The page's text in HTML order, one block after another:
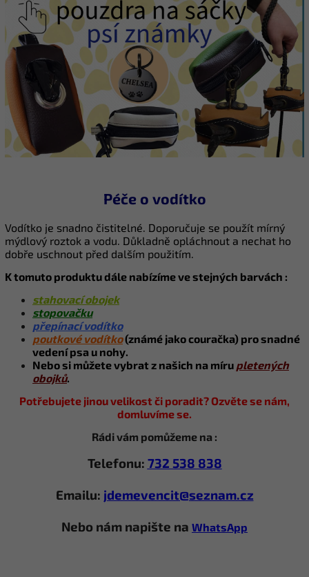
Péče o vodítko
Vodítko je snadno čistitelné. Doporučuje se použít mírný
mýdlový roztok a vodu. Důkladně opláchnout a nechat ho
dobře uschnout před dalším použitím.
K tomuto produktu dále nabízíme ve stejných barvách :
stahovací obojek
stopovačku
přepínací vodítko
poutkové vodítko(známé jako couračka) pro snadné
vedení psa u nohy.
Nebo si můžete vybrat z našich na míru pletených
obojků.
Potřebujete jinou velikost či poradit? Ozvěte se nám,
domluvíme se.
Rádi vám pomůžeme na :
Telefonu: 732 538 838
Emailu: jdemevencit@seznam.cz
Nebo nám napište na WhatsApp